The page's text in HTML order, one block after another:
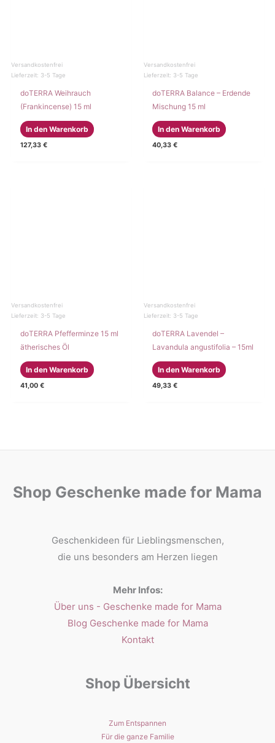
Versandkostenfrei
Lieferzeit: 3-5 Tage
doTERRA Weihrauch
(Frankincense) 15 ml
In den Warenkorb
127,33 €
Versandkostenfrei
Lieferzeit: 3-5 Tage
doTERRA Balance – Erdende
Mischung 15 ml
In den Warenkorb
40,33€
Versandkostenfrei
Lieferzeit: 3-5 Tage
doTERRA Pfefferminze 15 ml
ätherisches Öl
In den Warenkorb
41,00 €
Versandkostenfrei
Lieferzeit: 3-5 Tage
doTERRA Lavendel –
Lavandula angustifolia – 15ml
In den Warenkorb
49,33€
Shop Geschenke made for Mama
Geschenkideen für Lieblingsmenschen,
die uns besonders am Herzen liegen
Mehr Infos:
Über uns - Geschenke made for Mama
Blog Geschenke made for Mama
Kontakt
Shop Übersicht
Zum Entspannen
Für die ganze Familie